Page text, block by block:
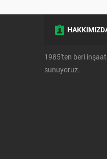
1985'ten beri
sunuyoruz.
Müşteri Temsilcisi